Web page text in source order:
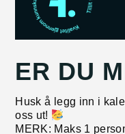
ER DU
Husk å legg inn i
oss ut!
MERK: Maks 1